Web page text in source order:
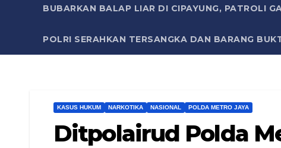
BUBARKAN BALAP LIAR DI CIPAYUNG, PATROLI
POLRI SERAHKAN TERSANGKA DAN BARANG
KASUS HUKUM NARKOTIKA NASIONAL POLDA METRO JAYA
Ditpolairud Polda